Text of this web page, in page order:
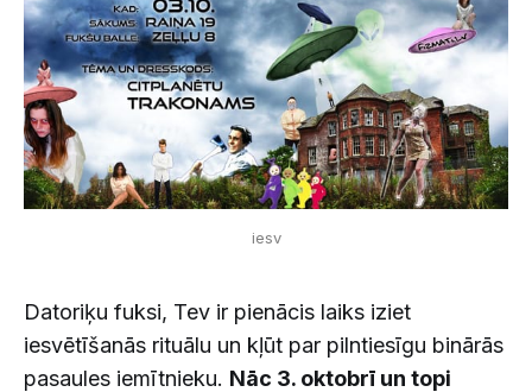
iesv
Datoriķu fuksi, Tev ir pienācis laiks iziet
iesvētīšanās rituālu un kļūt par pilntiesīgu binārās
pasaules iemītnieku. Nāc 3. oktobrī un topi